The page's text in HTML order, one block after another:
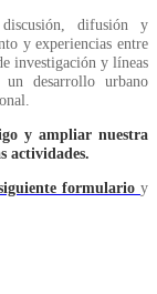
difusión y
y experiencias entre
investigación y líneas
un desarrollo urbano
y ampliar nuestra
actividades.
formulario y